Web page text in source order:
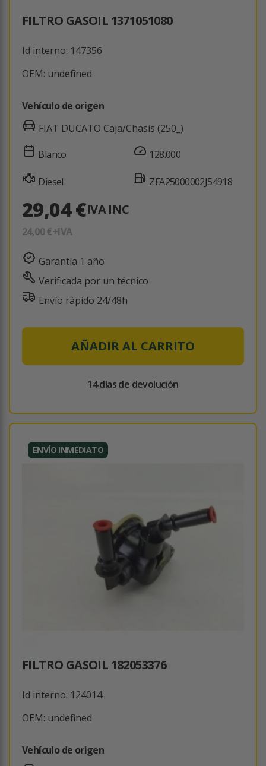
FILTRO GASOIL 1371051080
Id interno: 147356
OEM: undefined
Vehículo de origen
FIAT DUCATO Caja/Chasis (250_)
Blanco
Diesel
128.000
ZFA25000002J54918
29,04 €IVA INC
24,00 €+IVA
Garantía 1 año
Verificada por un técnico
Envío rápido 24/48h
AÑADIR AL CARRITO
14 días de devolución
ENVÍO INMEDIATO
FILTRO GASOIL 182053376
Id interno: 124014
OEM: undefined
Vehículo de origen